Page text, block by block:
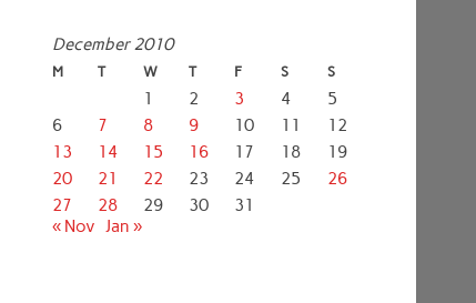
December 2010
M T W T F S S
1 2 3 4
5
6
7 8 9 10 11
12
13
14 15 16 17 18
19
20
21 22 23 24 25
26
27
28 29 30
31
« Nov Jan »